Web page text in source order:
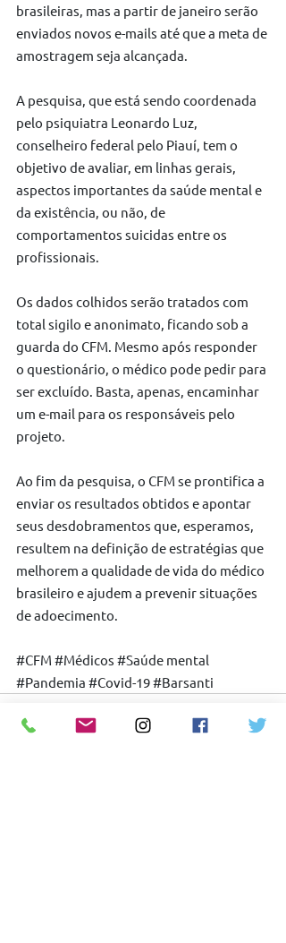
brasileiras, mas a partir de janeiro serão
enviados novos e-mails até que a meta de
amostragem seja alcançada.
A pesquisa, que está sendo coordenada
pelo psiquiatra Leonardo Luz,
conselheiro federal pelo Piauí, tem o
objetivo de avaliar, em linhas gerais,
aspectos importantes da saúde mental e
da existência, ou não, de
comportamentos suicidas entre os
profissionais.
Os dados colhidos serão tratados com
total sigilo e anonimato, ficando sob a
guarda do CFM. Mesmo após responder
o questionário, o médico pode pedir para
ser excluído. Basta, apenas, encaminhar
um e-mail para os responsáveis pelo
projeto.
Ao fim da pesquisa, o CFM se prontifica a
enviar os resultados obtidos e apontar
seus desdobramentos que, esperamos,
resultem na definição de estratégias que
melhorem a qualidade de vida do médico
brasileiro e ajudem a prevenir situações
de adoecimento.
#CFM #Médicos #Saúde mental
#Pandemia #Covid-19 #Barsanti